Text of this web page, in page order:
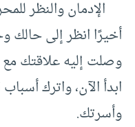
الإدمان والنظر
أخيرًا انظر إلى
وصلت إليه علاقتك
ابدأ الآن، واترك
وأسرتك.